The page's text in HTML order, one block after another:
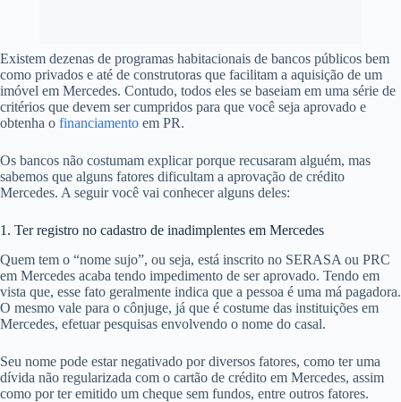
Existem dezenas de programas habitacionais de bancos públicos bem
como privados e até de construtoras que facilitam a aquisição de um
imóvel em Mercedes. Contudo, todos eles se baseiam em uma série de
critérios que devem ser cumpridos para que você seja aprovado e
obtenha o financiamento em PR.
Os bancos não costumam explicar porque recusaram alguém, mas
sabemos que alguns fatores dificultam a aprovação de crédito
Mercedes. A seguir você vai conhecer alguns deles:
1. Ter registro no cadastro de inadimplentes em Mercedes
Quem tem o “nome sujo”, ou seja, está inscrito no SERASA ou PRC
em Mercedes acaba tendo impedimento de ser aprovado. Tendo em
vista que, esse fato geralmente indica que a pessoa é uma má pagadora.
O mesmo vale para o cônjuge, já que é costume das instituições em
Mercedes, efetuar pesquisas envolvendo o nome do casal.
Seu nome pode estar negativado por diversos fatores, como ter uma
dívida não regularizada com o cartão de crédito em Mercedes, assim
como por ter emitido um cheque sem fundos, entre outros fatores.